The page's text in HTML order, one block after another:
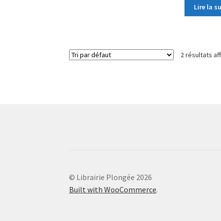
Lire la
2 résultats
© Librairie Plongée 2026
Built with WooCommerce.